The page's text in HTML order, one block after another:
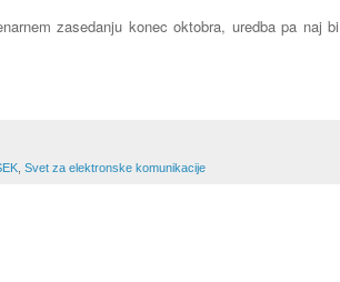
zasedanju konec oktobra, uredba pa naj bi
, Svet za elektronske komunikacije